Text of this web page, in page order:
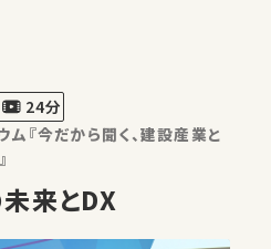
その推進力となる「産学
を当てたシンポジウムを…
24分
『今だから聞く、建設産業と
来とDX